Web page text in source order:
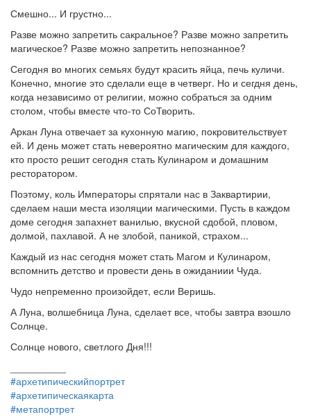
Смешно... И грустно...
Разве можно запретить сакральное? Разве можно запретить
магическое? Разве можно запретить непознанное?
Сегодня во многих семьях будут красить яйца, печь куличи.
Конечно, многие это сделали еще в четверг. Но и сегдня день,
когда независимо от религии, можно собраться за одним
столом, чтобы вместе что-то СоТворить.
Аркан Луна отвечает за кухонную магию, покровительствует
ей. И день может стать невероятно магическим для каждого,
кто просто решит сегодня стать Кулинаром и домашним
ресторатором.
Поэтому, коль Императоры спрятали нас в Заквартирии,
сделаем наши места изоляции магическими. Пусть в каждом
доме сегодня запахнет ванилью, вкусной сдобой, пловом,
долмой, пахлавой. А не злобой, паникой, страхом...
Каждый из нас сегодня может стать Магом и Кулинаром,
вспомнить детство и провести день в ожиданиии Чуда.
Чудо непременно произойдет, если Веришь.
А Луна, волшебница Луна, сделает все, чтобы завтра взошло
Солнце.
Солнце нового, светлого Дня!!!
#архетипическийпортрет
#архетипическаякарта
#метапортрет